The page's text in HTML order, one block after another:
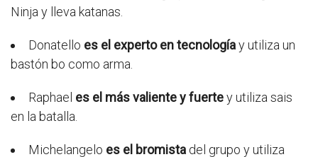
Ninja y lleva katanas.
Donatello es el experto en tecnologíay utiliza un
bastón bo como arma.
Raphael es el más valiente y fuertey utiliza sais
en la batalla.
Michelangelo es el bromista del grupo y utiliza